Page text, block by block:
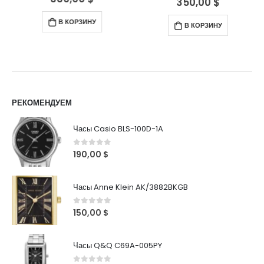
В КОРЗИНУ В КОРЗИНУ
РЕКОМЕНДУЕМ
Часы Casio BLS-100D-1A
0out of 5
190,00 $
Часы Anne Klein AK/3882BKGB
0out of 5
150,00 $
Часы Q&Q C69A-005PY